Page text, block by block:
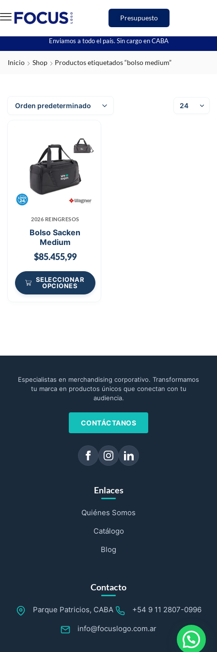
Presupuesto
Enviamos a todo el país. Sin cargo en CABA
Inicio Shop Productos etiquetados “bolso medium”
2026 REINGRESOS
Bolso Sacken
Medium
$85.455,99
SELECCIONAR
OPCIONES
Especialistas en merchandising corporativo. Transformamos
tu marca en productos únicos que conectan con tu
audiencia.
CONTÁCTANOS
Enlaces
Quiénes Somos
Catálogo
Blog
Contacto
Parque Patricios, CABA +54 9 11 2807-0996
info@focuslogo.com.ar